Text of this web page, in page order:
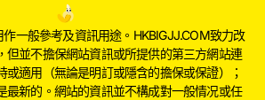
一般參考及資訊用途。HKBIGJJ.COM致力改
但並不擔保網站資訊或所提供的第三方網站連
或適用（無論是明訂或隱含的擔保或保證）；
最新的。網站的資訊並不構成對一般情况或任